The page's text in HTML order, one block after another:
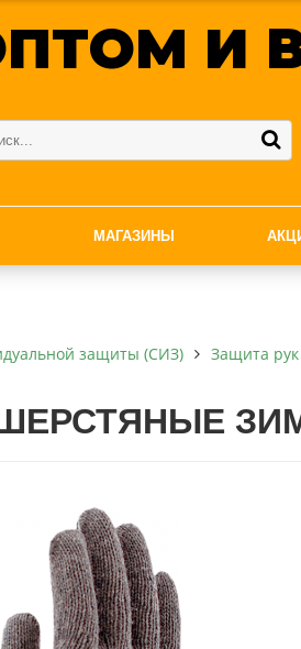
И
МАГАЗИНЫ
защиты (СИЗ) Защита рук